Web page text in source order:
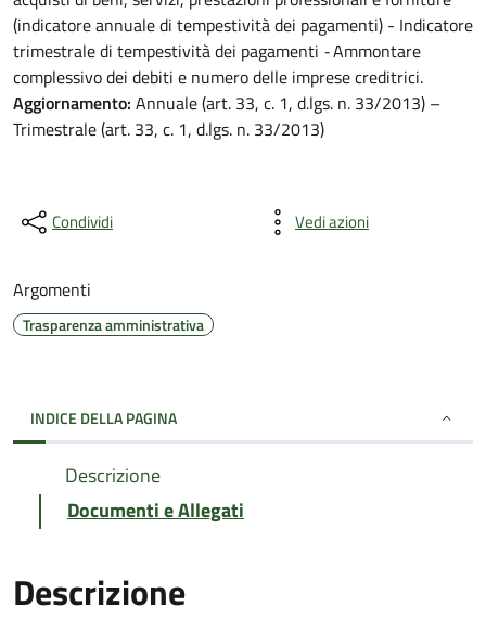
(indicatore annuale di tempestività dei pagamenti) - Indicatore
trimestrale di tempestività dei pagamenti -Ammontare
complessivo dei debiti e numero delle imprese creditrici.
Aggiornamento: Annuale (art. 33, c. 1, d.lgs. n. 33/2013) –
Trimestrale (art. 33, c. 1, d.lgs. n. 33/2013)
Condividi Vedi azioni
Argomenti
Trasparenza amministrativa
INDICE DELLA PAGINA
Descrizione
Documenti e Allegati
Descrizione